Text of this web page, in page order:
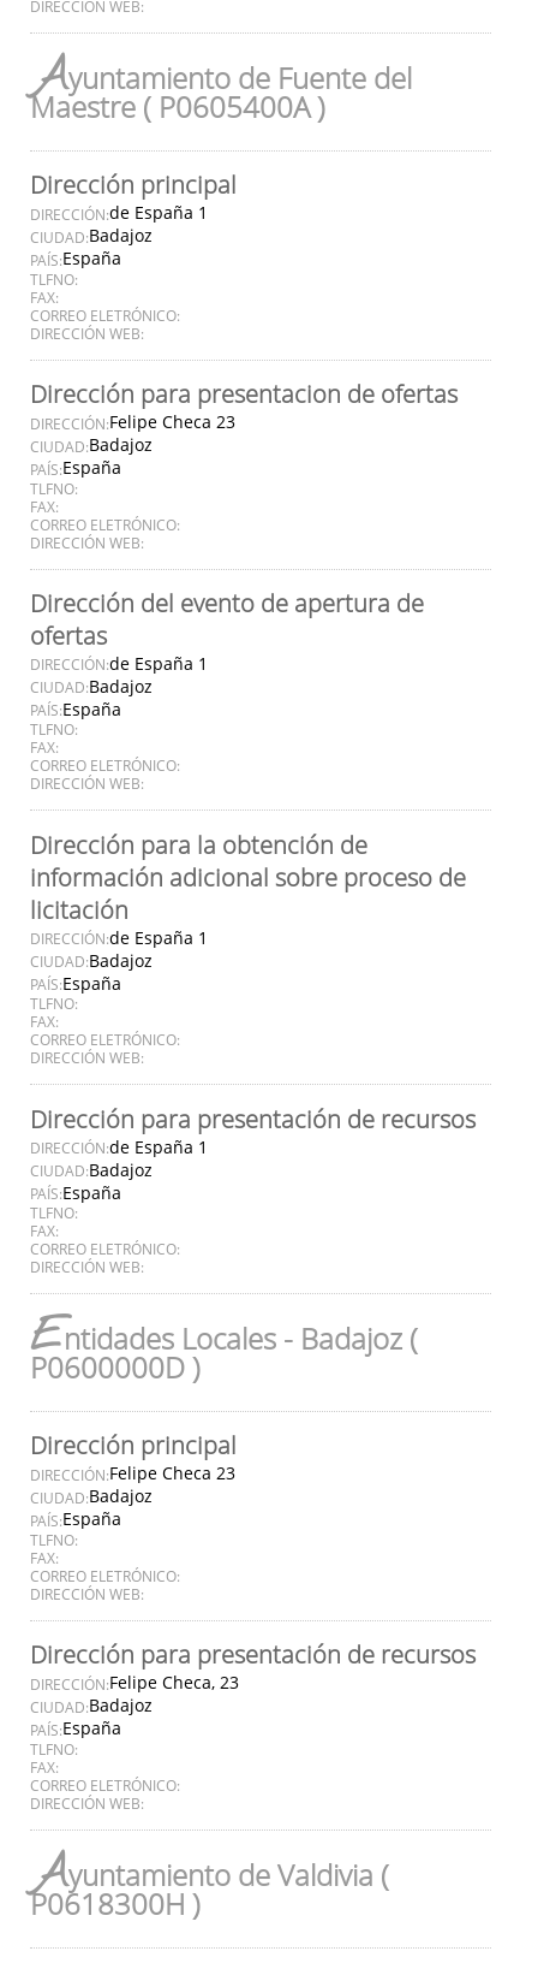
DIRECCIÓN WEB:
Ayuntamiento de Fuente del
Maestre ( P0605400A )
Dirección principal
DIRECCIÓN:de España 1
CIUDAD:Badajoz
PAÍS:España
TLFNO:
FAX:
CORREO ELETRÓNICO:
DIRECCIÓN WEB:
Dirección para presentacion de ofertas
DIRECCIÓN:Felipe Checa 23
CIUDAD:Badajoz
PAÍS:España
TLFNO:
FAX:
CORREO ELETRÓNICO:
DIRECCIÓN WEB:
Dirección del evento de apertura de
ofertas
DIRECCIÓN:de España 1
CIUDAD:Badajoz
PAÍS:España
TLFNO:
FAX:
CORREO ELETRÓNICO:
DIRECCIÓN WEB:
Dirección para la obtención de
información adicional sobre proceso de
licitación
DIRECCIÓN:de España 1
CIUDAD:Badajoz
PAÍS:España
TLFNO:
FAX:
CORREO ELETRÓNICO:
DIRECCIÓN WEB:
Dirección para presentación de recursos
DIRECCIÓN:de España 1
CIUDAD:Badajoz
PAÍS:España
TLFNO:
FAX:
CORREO ELETRÓNICO:
DIRECCIÓN WEB:
Entidades Locales - Badajoz (
P0600000D )
Dirección principal
DIRECCIÓN:Felipe Checa 23
CIUDAD:Badajoz
PAÍS:España
TLFNO:
FAX:
CORREO ELETRÓNICO:
DIRECCIÓN WEB:
Dirección para presentación de recursos
DIRECCIÓN:Felipe Checa, 23
CIUDAD:Badajoz
PAÍS:España
TLFNO:
FAX:
CORREO ELETRÓNICO:
DIRECCIÓN WEB:
Ayuntamiento de Valdivia (
P0618300H )